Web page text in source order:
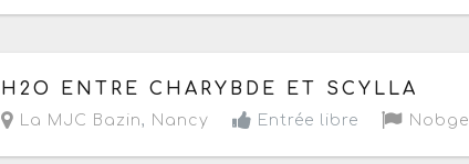
Le jeudi 20 mars 2025 à partir de 18h30
H2O ENTRE CHARYBDE ET SCYLLA
La MJC Bazin, Nancy Entrée libre Nobge